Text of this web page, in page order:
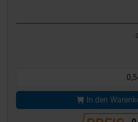
In den